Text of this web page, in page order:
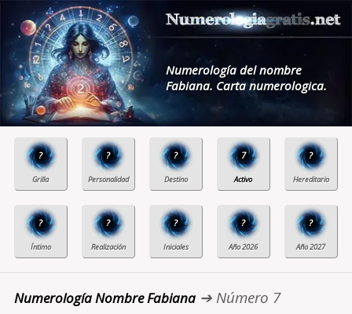
Numerología del nombre
Fabiana. Carta numerologica.
? ? ? 7 ?
? ? ? ? ?
Numerología Nombre Fabiana➔ Número 7